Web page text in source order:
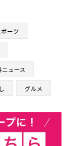
ポーツ
ニュース
グルメ